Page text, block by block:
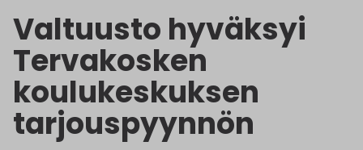
Valtuusto hyväksyi
Tervakosken
koulukeskuksen
tarjouspyynnön